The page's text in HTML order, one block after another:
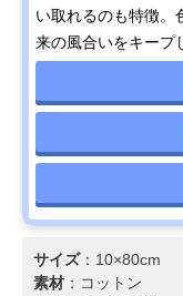
い取れるのも特徴。
来の風合いをキープ
サイズ：10×80cm
素材 ：コットン